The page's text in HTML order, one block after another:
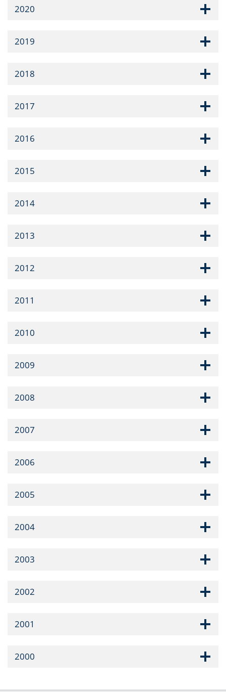
2020
2019
2018
2017
2016
2015
2014
2013
2012
2011
2010
2009
2008
2007
2006
2005
2004
2003
2002
2001
2000